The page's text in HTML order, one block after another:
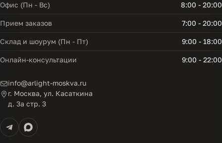
Офис (Пн - Вс) 8:00 - 20:00
Прием заказов 7:00 - 20:00
Склад и шоурум (Пн - Пт) 9:00 - 18:00
Онлайн-консультации 9:00 - 22:00
info@arlight-moskva.ru
г. Москва, ул. Касаткина
д. 3а стр. 3